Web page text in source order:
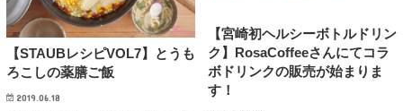
【宮崎初ヘルシーボトルドリン
ク】RosaCoffeeさんにてコラ
ボドリンクの販売が始まりま
す！
【STAUBレシピVOL7】とうも
ろこしの薬膳ご飯
2019.06.18